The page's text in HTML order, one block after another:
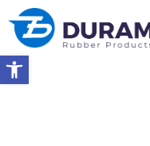
Abrir barra de herramientas